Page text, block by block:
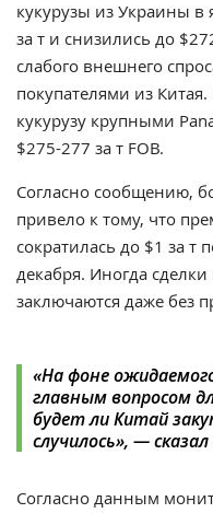
кукурузы из Украины в
за т и снизились до
слабого внешнего
покупателями из
кукурузу крупными
$275-277 за т FOB.
Согласно сообщению,
привело к тому, что
сократилась до $1 за т
декабря. Иногда
заключаются даже без
«На фоне
главным вопросом
будет ли Китай
случилось», —
Согласно данным